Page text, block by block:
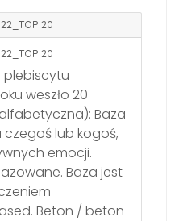
20
20
plebiscytu
weszło 20
Baza
lub kogoś,
emocji.
Baza jest
Beton / beton